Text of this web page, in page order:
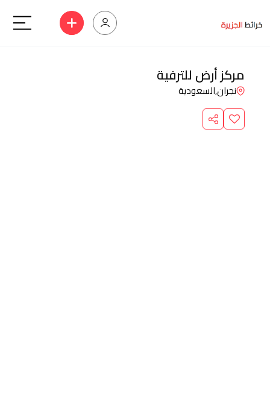
مركز أرض للترفية
نجران,السعودية